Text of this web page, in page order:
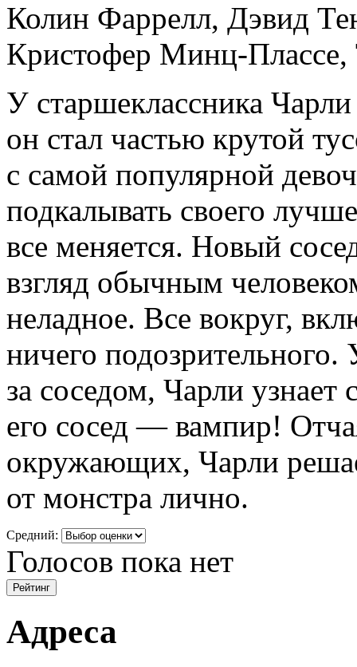
Колин Фаррелл, Дэвид
Кристофер Минц-Плассе,
У старшеклассника
он стал частью крутой
с самой популярной
подкалывать своего
все меняется. Новый
взгляд обычным
неладное. Все вокруг,
ничего
за соседом, Чарли
его сосед — вампир!
окружающих, Чарли
от монстра лично.
Средний:
Голосов пока нет
Адреса